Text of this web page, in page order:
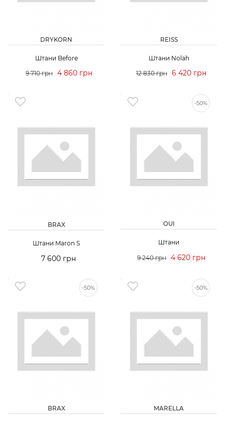
DRYKORN
Штани Before
9 710 грн 4 860 грн
REISS
Штани Nolah
12 830 грн 6 420 грн
BRAX
Штани Maron S
7 600 грн
-50%
OUI
Штани
9 240 грн 4 620 грн
-50%
BRAX
-50%
MARELLA